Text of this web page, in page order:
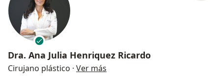
Dra. Ana Julia Henriquez Ricardo
Cirujano plástico · Ver más